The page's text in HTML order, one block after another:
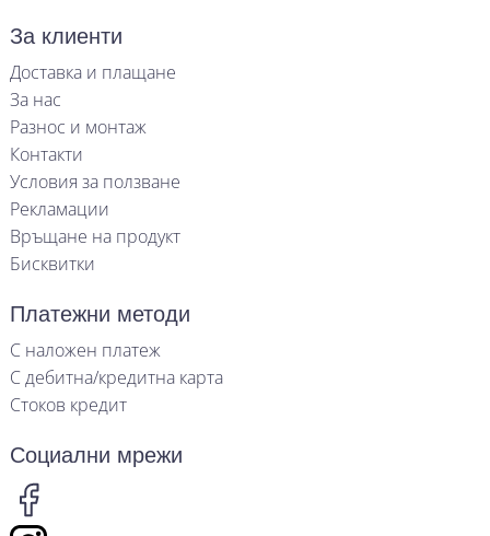
За клиенти
Доставка и плащане
За нас
Разнос и монтаж
Контакти
Условия за ползване
Рекламации
Връщане на продукт
Бисквитки
Платежни методи
С наложен платеж
С дебитна/кредитна карта
Стоков кредит
Социални мрежи